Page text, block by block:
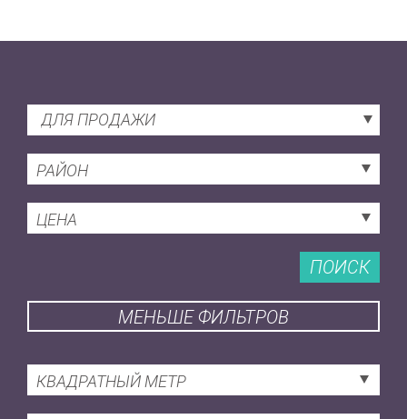
ДЛЯ ПРОДАЖИ
РАЙОН
ЦЕНА
ПОИСК
МЕНЬШЕ ФИЛЬТРОВ
КВАДРАТНЫЙ МЕТР